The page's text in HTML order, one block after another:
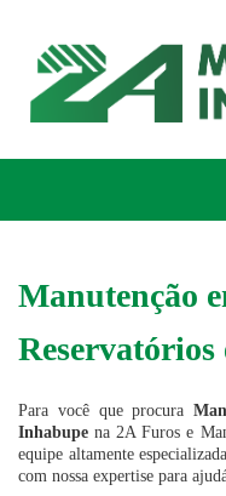
Manutenção
Para você que procura
Inhabupe na 2A Furos e
equipe altamente
com nossa expertise para